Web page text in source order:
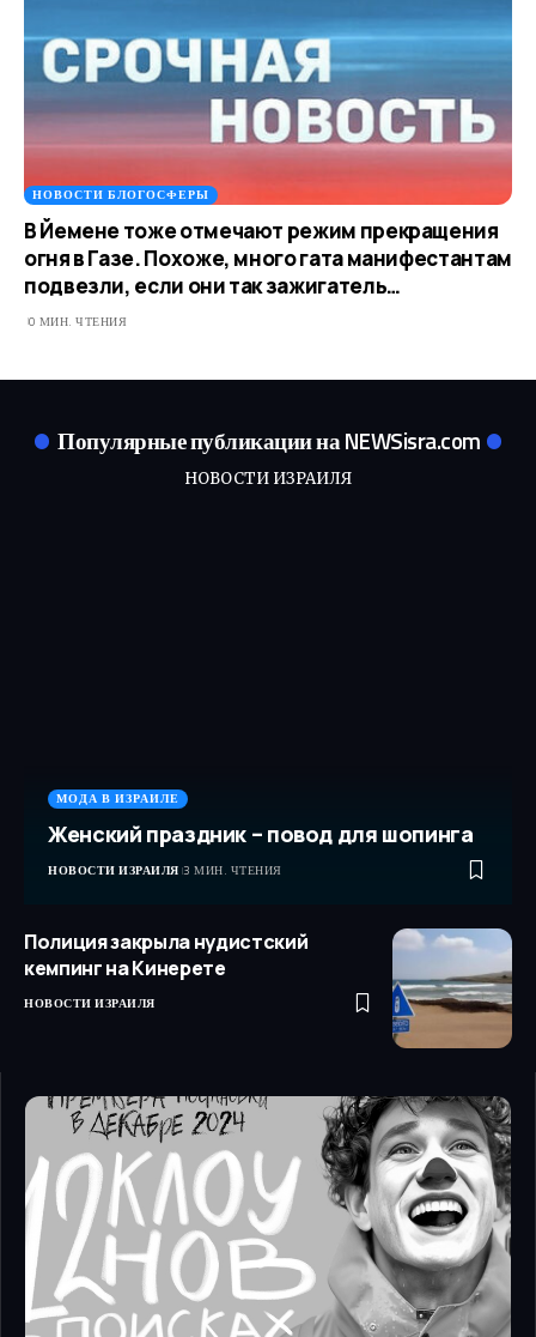
НОВОСТИ БЛОГОСФЕРЫ
В Йемене тоже отмечают режим прекращения
огня в Газе. Похоже, много гата манифестантам
подвезли, если они так зажигатель…
0 МИН. ЧТЕНИЯ
Популярные публикации на NEWSisra.com
НОВОСТИ ИЗРАИЛЯ
МОДА В ИЗРАИЛЕ
Женский праздник – повод для шопинга
НОВОСТИ ИЗРАИЛЯ 3 МИН. ЧТЕНИЯ
Полиция закрыла нудистский
кемпинг на Кинерете
НОВОСТИ ИЗРАИЛЯ